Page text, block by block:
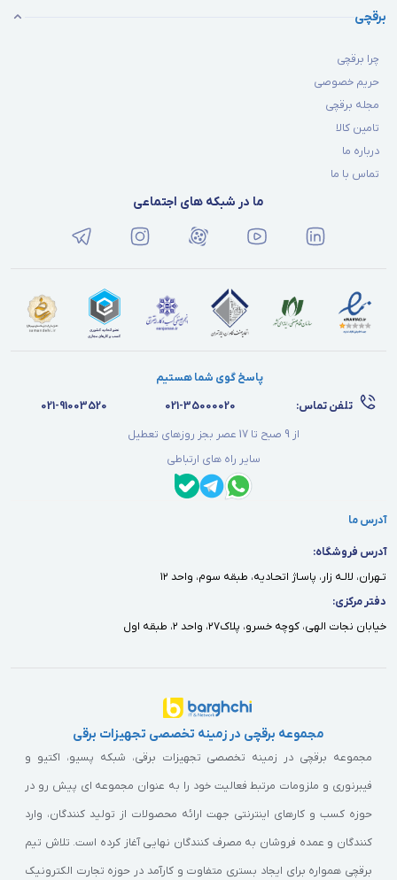
برقچی
چرا برقچی
حریم خصوصی
مجله برقچی
تامین کالا
درباره ما
تماس با ما
ما در شبکه های اجتماعی
پاسخ گوی شما هستیم
تلفن تماس:
021-35000020
021-91003520
از 9 صبح تا 17 عصر بجز روزهای تعطیل
سایر راه های ارتباطی
آدرس ما
آدرس فروشگاه:
تـهران، لالـه زار، پاسـاژ اتحـاديه، طبقه سوم، واحد ١٢
دفتر مركزى:
خيابان نجات الهى، كوچه خسرو، پلاك٢٧، واحد ٢، طبقه اول
مجموعه برقچی در زمینه تخصصی تجهیزات برقی
مجموعه برقچی در زمینه تخصصی تجهیزات برقی، شبکه پسیو، اکتیو و
فیبرنوری و ملزومات مرتبط فعالیت خود را به عنوان مجموعه ای پیش رو در
حوزه کسب و کارهای اینترنتی جهت ارائه محصولات از تولید کنندگان، وارد
کنندگان و عمده فروشان به مصرف کنندگان نهایی آغاز کرده است. تلاش تیم
برقچی همواره برای ایجاد بستری متفاوت و کارآمد در حوزه تجارت الکترونیک